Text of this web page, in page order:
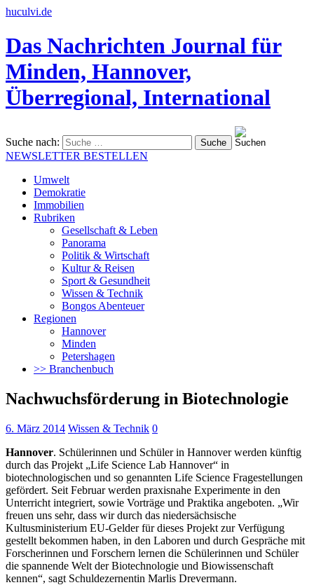
huculvi.de
Das Nachrichten Journal für
Minden, Hannover,
Überregional, International
Suche nach:
NEWSLETTER BESTELLEN
Umwelt
Demokratie
Immobilien
Rubriken
Gesellschaft & Leben
Panorama
Politik & Wirtschaft
Kultur & Reisen
Sport & Gesundheit
Wissen & Technik
Bongos Abenteuer
Regionen
Hannover
Minden
Petershagen
>> Branchenbuch
Nachwuchsförderung in Biotechnologie
6. März 2014 Wissen & Technik 0
Hannover. Schülerinnen und Schüler in Hannover werden künftig
durch das Projekt „Life Science Lab Hannover“ in
biotechnologischen und so genannten Life Science Fragestellungen
gefördert. Seit Februar werden praxisnahe Experimente in den
Unterricht integriert, sowie Vorträge und Praktika angeboten. „Wir
freuen uns sehr, dass wir durch das niedersächsische
Kultusministerium EU-Gelder für dieses Projekt zur Verfügung
gestellt bekommen haben, in den Laboren und durch Gespräche mit
Forscherinnen und Forschern lernen die Schülerinnen und Schüler
die spannende Welt der Biotechnologie und Biowissenschaft
kennen“, sagt Schuldezernentin Marlis Drevermann.